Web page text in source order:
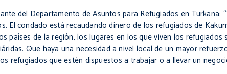
del Departamento de Asuntos para Refugiados en Turkana:
El condado está recaudando dinero de los refugiados de
países de la región, los lugares en los que viven los
. Que haya una necesidad a nivel local de un mayor
refugiados que estén dispuestos a trabajar o a llevar un